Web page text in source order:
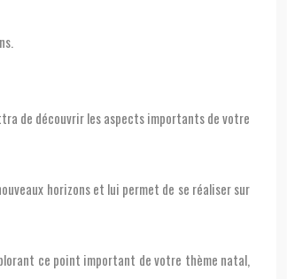
de découvrir les aspects importants de votre
horizons et lui permet de se réaliser sur
ce point important de votre thème natal,